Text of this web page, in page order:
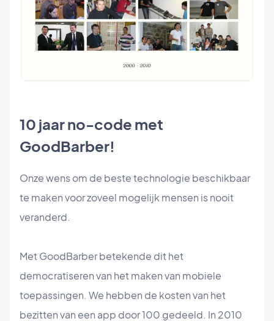
10 jaar no-code met
GoodBarber!
Onze wens om de beste technologie beschikbaar
te maken voor zoveel mogelijk mensen is nooit
veranderd.
Met GoodBarber betekende dit het
democratiseren van het maken van mobiele
toepassingen. We hebben de kosten van het
bezitten van een app door 100 gedeeld. In 2010